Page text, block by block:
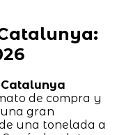
Catalunya
de compra y
gran
una tonelada a